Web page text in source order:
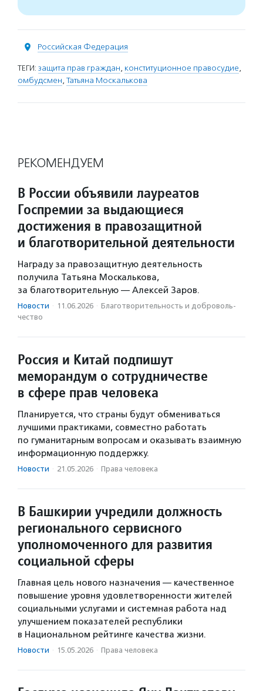
Российская Федерация
ТЕГИ: защита прав граждан, конституционное правосудие,
омбудсмен, Татьяна Москалькова
РЕКОМЕНДУЕМ
В России объявили лауреатов
Госпремии за выдающиеся
достижения в правозащитной
и благотворительной деятельности
Награду за правозащитную деятельность
получила Татьяна Москалькова,
за благотворительную — Алексей Заров.
Новости · 11.06.2026 · Благотвори­тель­ность и доброволь­
чест­во
Россия и Китай подпишут
меморандум о сотрудничестве
в сфере прав человека
Планируется, что страны будут обмениваться
лучшими практиками, совместно работать
по гуманитарным вопросам и оказывать взаимную
информационную поддержку.
Новости · 21.05.2026 · Права человека
В Башкирии учредили должность
регионального сервисного
уполномоченного для развития
социальной сферы
Главная цель нового назначения — качественное
повышение уровня удовлетворенности жителей
социальными услугами и системная работа над
улучшением показателей республики
в Национальном рейтинге качества жизни.
Новости · 15.05.2026 · Права человека